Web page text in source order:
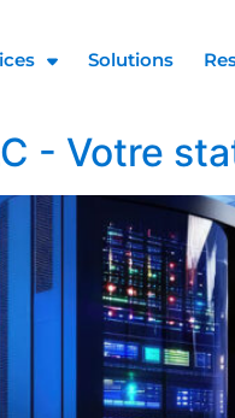
Solutions
- Votre